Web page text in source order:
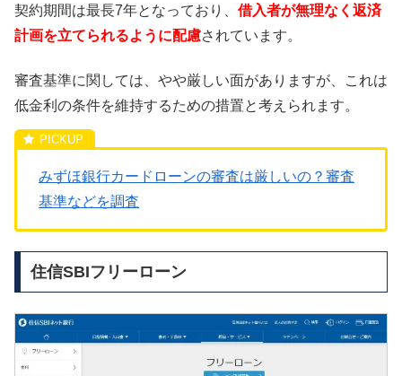
契約期間は最長7年となっており、 借入者が無理なく返済
計画を立てられるように配慮されています。
審査基準に関しては、やや厳しい面がありますが、これは
低金利の条件を維持するための措置と考えられます。
みずほ銀行カードローンの審査は厳しいの？審査
基準などを調査
住信SBIフリーローン